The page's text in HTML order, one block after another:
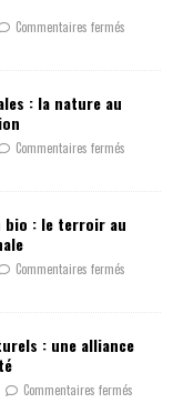
Commentaires fermés
: la nature au
Commentaires fermés
bio : le terroir au
Commentaires fermés
: une alliance
Commentaires fermés